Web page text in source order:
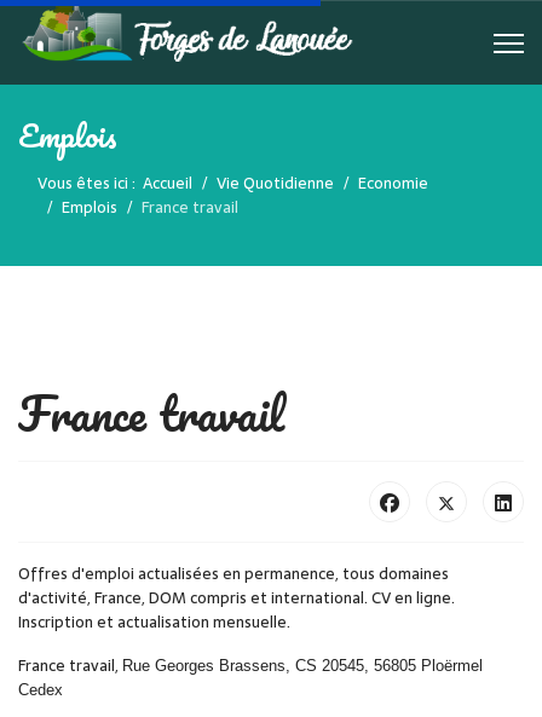
Emplois
Vous êtes ici : Accueil Vie Quotidienne
Economie
Emplois
France travail
France travail
Offres d'emploi actualisées en permanence, tous domaines
d'activité, France, DOM compris et international. CV en ligne.
Inscription et actualisation mensuelle.
France travail, Rue Georges Brassens, CS 20545, 56805 Ploërmel
Cedex